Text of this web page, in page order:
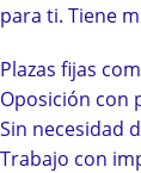
para ti. Tiene
Plazas fijas
Oposición con
Sin necesidad
Trabajo con